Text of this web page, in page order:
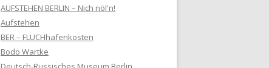
AUFSTEHEN BERLIN – Nich nöl'n!
Aufstehen
BER – FLUCHhafenkosten
Bodo Wartke